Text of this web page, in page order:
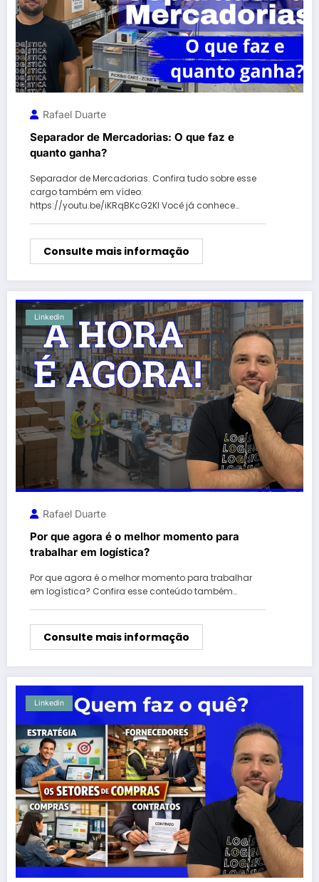
Rafael Duarte
Separador de Mercadorias: O que faz e
quanto ganha?
Separador de Mercadorias. Confira tudo sobre esse
cargo também em vídeo:
https://youtu.be/iKRqBKcG2KI Você já conhece…
Consulte mais informação
Linkedin
Rafael Duarte
Por que agora é o melhor momento para
trabalhar em logística?
Por que agora é o melhor momento para trabalhar
em logística? Confira esse conteúdo também…
Consulte mais informação
Linkedin